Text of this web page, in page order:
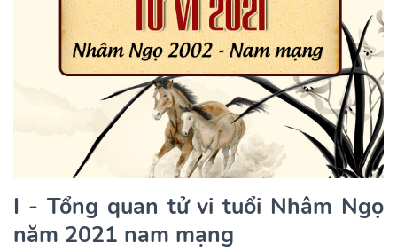
I - Tổng quan tử vi tuổi Nhâm Ngọ
năm 2021 nam mạng